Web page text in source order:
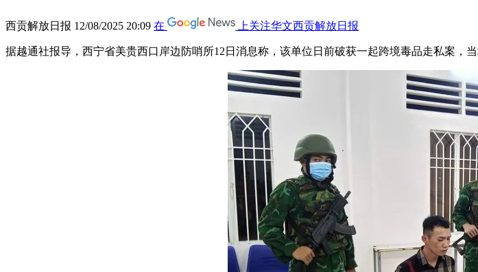
西贡解放日报 12/08/2025 20:09 在 上关注华文西贡解放日报
据越通社报导，西宁省美贵西口岸边防哨所12日消息称，该单位日前破获一起跨境毒品走私案，